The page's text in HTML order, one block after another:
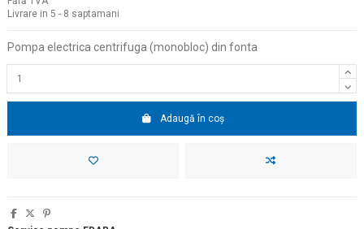
Livrare in 5 - 8 saptamani
Pompa electrica centrifuga (monobloc) din fonta
Adaugă în coș